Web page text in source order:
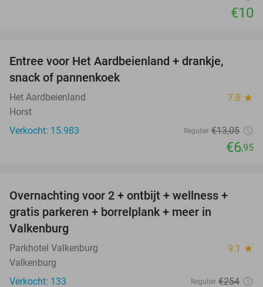
€10
Entree voor Het Aardbeienland + drankje,
snack of pannenkoek
Het Aardbeienland 7.8 star
Horst
Verkocht: 15.983
Regulier €13,05
€6,95
33%
Overnachting voor 2 + ontbijt + wellness +
gratis parkeren + borrelplank + meer in
Valkenburg
Parkhotel Valkenburg 9.1 star
Valkenburg
Verkocht: 133
Regulier €254